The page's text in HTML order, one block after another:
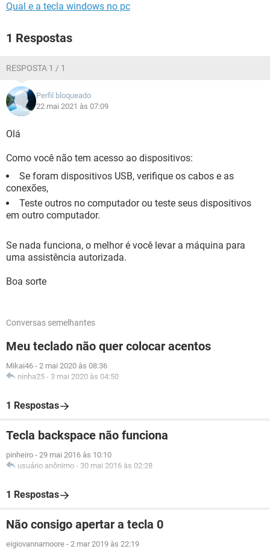
Qual e a tecla windows no pc
1 Respostas
RESPOSTA 1 / 1
Perfil bloqueado
22 mai 2021 às 07:09
Olá
Como você não tem acesso ao dispositivos:
Se foram dispositivos USB, verifique os cabos e as
conexões,
Teste outros no computador ou teste seus dispositivos
em outro computador.
Se nada funciona, o melhor é você levar a máquina para
uma assistência autorizada.
Boa sorte
Conversas semelhantes
Meu teclado não quer colocar acentos
Mikai46 - 2 mai 2020 às 08:36
ninha25 - 3 mai 2020 às 04:50
1 Respostas
Tecla backspace não funciona
pinheiro - 29 mai 2016 às 10:10
usuário anônimo - 30 mai 2016 às 02:28
1 Respostas
Não consigo apertar a tecla 0
eigiovannamoore - 2 mar 2019 às 22:19